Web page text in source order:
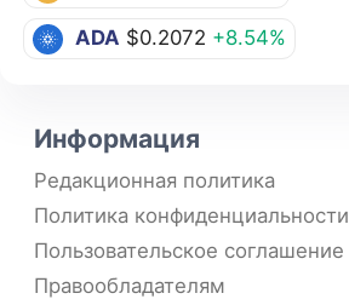
ADA $0.2072 +8.54%
Информация
Редакционная политика
Политика конфиденциальности
Пользовательское соглашение
Правообладателям